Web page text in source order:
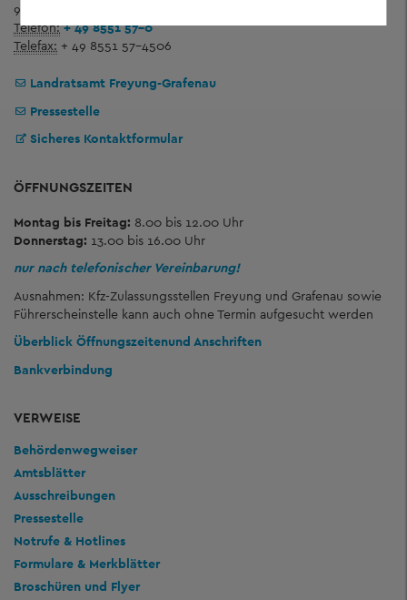
94078 Freyung
Telefon: + 49 8551 57-0
Telefax: + 49 8551 57-4506
Landratsamt Freyung-Grafenau
Pressestelle
Sicheres Kontaktformular
ÖFFNUNGSZEITEN
Montag bis Freitag: 8.00 bis 12.00 Uhr
Donnerstag: 13.00 bis 16.00 Uhr
nur nach telefonischer Vereinbarung!
Ausnahmen: Kfz-Zulassungsstellen Freyung und Grafenau sowie
Führerscheinstelle kann auch ohne Termin aufgesucht werden
Überblick Öffnungszeitenund Anschriften
Bankverbindung
VERWEISE
Behördenwegweiser
Amtsblätter
Ausschreibungen
Pressestelle
Notrufe & Hotlines
Formulare & Merkblätter
Broschüren und Flyer